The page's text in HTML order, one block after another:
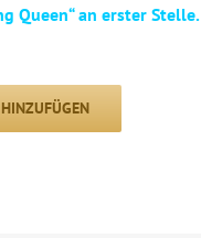
Queen“ an erster Stelle.